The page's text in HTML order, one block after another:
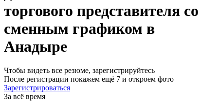
торгового представителя со
сменным графиком в
Анадыре
Чтобы видеть все резюме, зарегистрируйтесь
После регистрации покажем ещё 7 и откроем фото
Зарегистрироваться
За всё время